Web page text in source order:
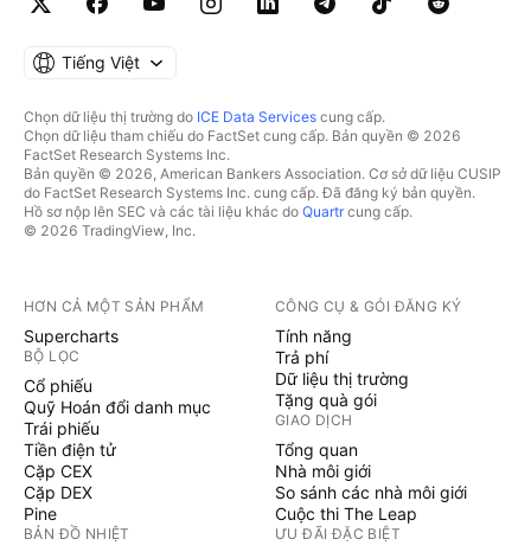
Tiếng Việt
Chọn dữ liệu thị trường do ICE Data Services cung cấp.
Chọn dữ liệu tham chiếu do FactSet cung cấp. Bản quyền © 2026
FactSet Research Systems Inc.
Bản quyền © 2026, American Bankers Association. Cơ sở dữ liệu CUSIP
do FactSet Research Systems Inc. cung cấp. Đã đăng ký bản quyền.
Hồ sơ nộp lên SEC và các tài liệu khác do Quartrcung cấp.
© 2026 TradingView, Inc.
HƠN CẢ MỘT SẢN PHẨM
Supercharts
BỘ LỌC
Cổ phiếu
Quỹ Hoán đổi danh mục
Trái phiếu
Tiền điện tử
Cặp CEX
Cặp DEX
Pine
BẢN ĐỒ NHIỆT
CÔNG CỤ & GÓI ĐĂNG KÝ
Tính năng
Trả phí
Dữ liệu thị trường
Tặng quà gói
GIAO DỊCH
Tổng quan
Nhà môi giới
So sánh các nhà môi giới
Cuộc thi The Leap
ƯU ĐÃI ĐẶC BIỆT